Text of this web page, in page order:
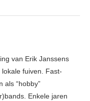
van Erik Janssens
fuiven. Fast-
als “hobby”
Enkele jaren